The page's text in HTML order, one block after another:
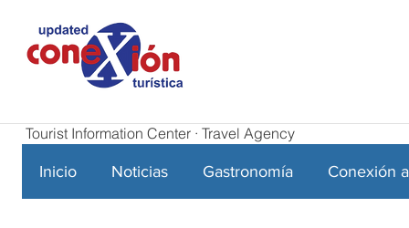
Tourist Information Center · Travel Agency
Inicio Noticias Gastronomía Conexión